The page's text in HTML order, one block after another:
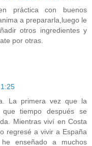
práctica con buenos
a prepararla,luego le
otros ingredientes y
por otras.
La primera vez que la
tiempo después se
Mientras viví en Costa
regresé a vivir a España
enseñado a muchos